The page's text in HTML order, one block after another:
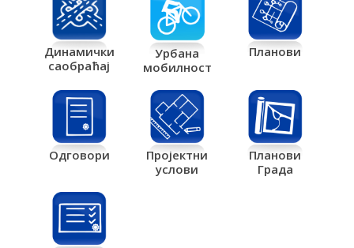
Динамички
саобраћај
Урбана
мобилност
Планови
Одговори
Пројектни
услови
Планови
Града